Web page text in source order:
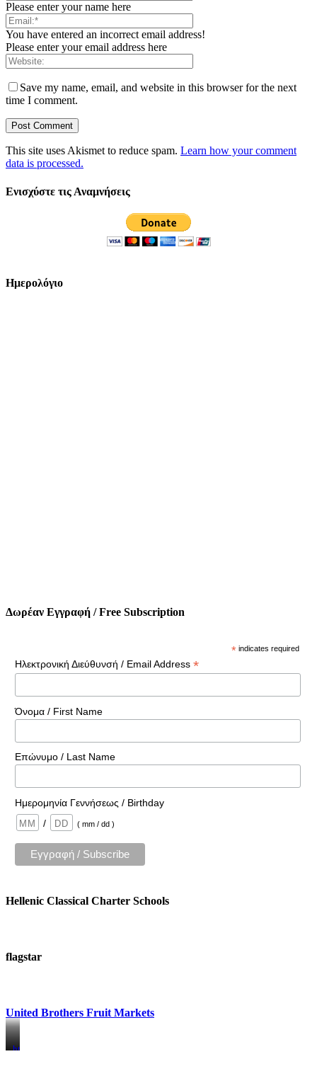
Please enter your name here
You have entered an incorrect email address!
Please enter your email address here
Save my name, email, and website in this browser for the next
time I comment.
This site uses Akismet to reduce spam. Learn how your comment
data is processed.
Ενισχύστε τις Αναμνήσεις
Ημερολόγιο
Δωρέαν Εγγραφή / Free Subscription
* indicates required
Ηλεκτρονική Διεύθυνσή / Email Address *
Όνομα / First Name
Επώνυμο / Last Name
Ημερομηνία Γεννήσεως / Birthday
/
( mm / dd )
Hellenic Classical Charter Schools
flagstar
United Brothers Fruit Markets
https://www.unitedbrothersfruitmarkets.com/
https://www.unitedbrothersfruitmarkets.com/